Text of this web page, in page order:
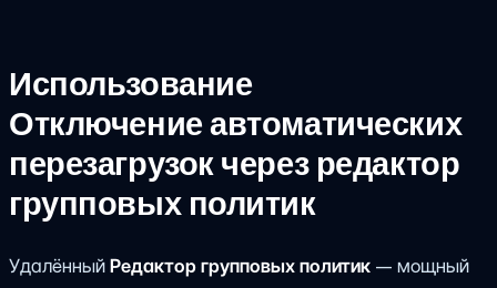
Использование
Отключение автоматических
перезагрузок через редактор
групповых политик
УдалённыйРедактор групповых политик — мощный